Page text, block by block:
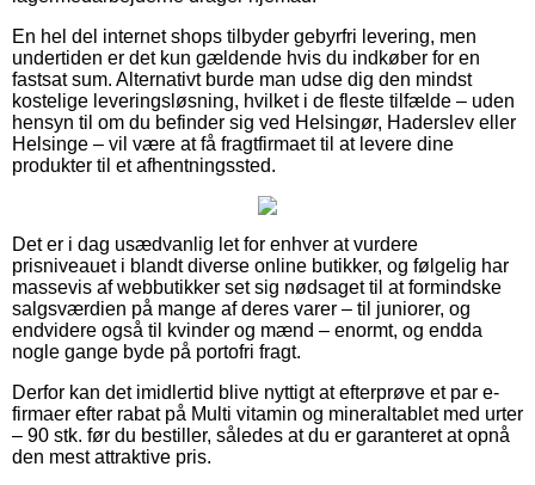
En hel del internet shops tilbyder gebyrfri levering, men
undertiden er det kun gældende hvis du indkøber for en
fastsat sum. Alternativt burde man udse dig den mindst
kostelige leveringsløsning, hvilket i de fleste tilfælde – uden
hensyn til om du befinder sig ved Helsingør, Haderslev eller
Helsinge – vil være at få fragtfirmaet til at levere dine
produkter til et afhentningssted.
Det er i dag usædvanlig let for enhver at vurdere
prisniveauet i blandt diverse online butikker, og følgelig har
massevis af webbutikker set sig nødsaget til at formindske
salgsværdien på mange af deres varer – til juniorer, og
endvidere også til kvinder og mænd – enormt, og endda
nogle gange byde på portofri fragt.
Derfor kan det imidlertid blive nyttigt at efterprøve et par e-
firmaer efter rabat på Multi vitamin og mineraltablet med urter
– 90 stk. før du bestiller, således at du er garanteret at opnå
den mest attraktive pris.